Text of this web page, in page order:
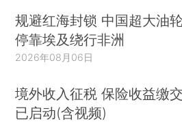
规避红海封锁 中国超大油轮
停靠埃及绕行非洲
2026年08月06日
境外收入征税 保险收益缴交
已启动(含视频)